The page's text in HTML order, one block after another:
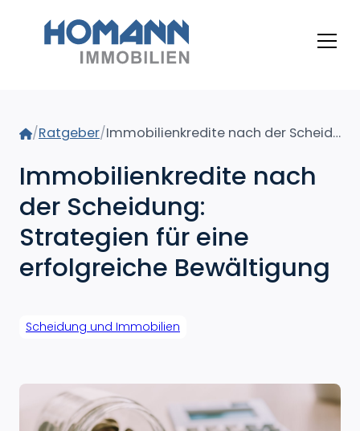
Home
/Ratgeber/ Immobilienkredite nach der Scheidung: Strategien für eine erfolgreiche Bewältigung
Immobilienkredite nach
der Scheidung:
Strategien für eine
erfolgreiche Bewältigung
Scheidung und Immobilien